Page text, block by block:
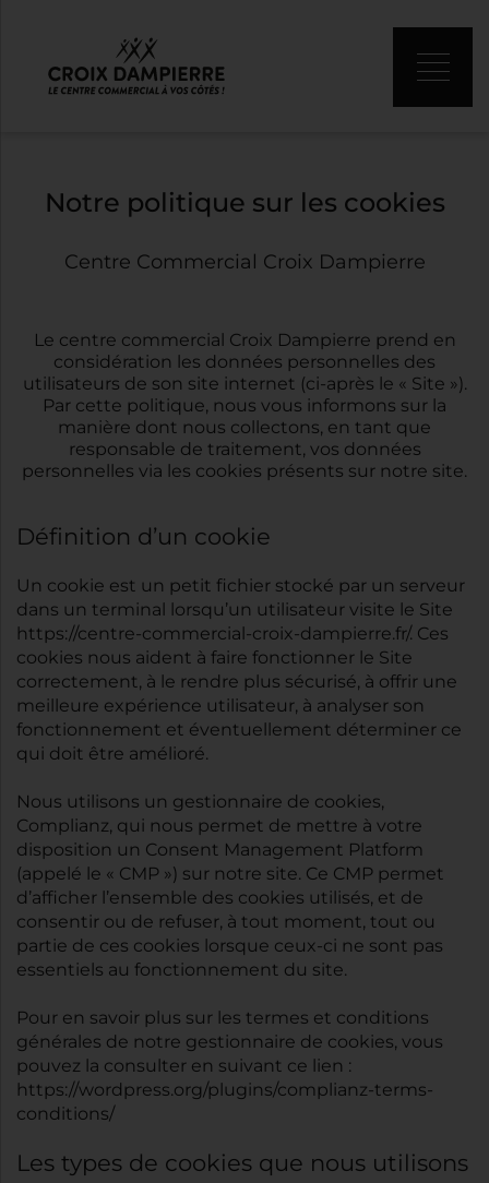
Notre politique sur les cookies
Centre Commercial Croix Dampierre
Le centre commercial Croix Dampierre prend en
considération les données personnelles des
utilisateurs de son site internet (ci-après le « Site »).
Par cette politique, nous vous informons sur la
manière dont nous collectons, en tant que
responsable de traitement, vos données
personnelles via les cookies présents sur notre site.
Définition d’un cookie
Un cookie est un petit fichier stocké par un serveur
dans un terminal lorsqu’un utilisateur visite le Site
https://centre-commercial-croix-dampierre.fr/. Ces
cookies nous aident à faire fonctionner le Site
correctement, à le rendre plus sécurisé, à offrir une
meilleure expérience utilisateur, à analyser son
fonctionnement et éventuellement déterminer ce
qui doit être amélioré.
Nous utilisons un gestionnaire de cookies,
Complianz, qui nous permet de mettre à votre
disposition un Consent Management Platform
(appelé le « CMP ») sur notre site. Ce CMP permet
d’afficher l’ensemble des cookies utilisés, et de
consentir ou de refuser, à tout moment, tout ou
partie de ces cookies lorsque ceux-ci ne sont pas
essentiels au fonctionnement du site.
Pour en savoir plus sur les termes et conditions
générales de notre gestionnaire de cookies, vous
pouvez la consulter en suivant ce lien :
https://wordpress.org/plugins/complianz-terms-
conditions/
Les types de cookies que nous utilisons